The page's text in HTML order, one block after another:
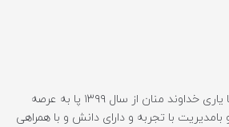
شرکت پخش چاپار یدک با یاری خداوند منان از سال ۱۳۹۹ پا به عرصه
بامدیریت با تجربه و دارای دانش و با همراهی